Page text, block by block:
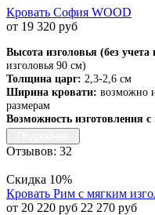
Кровать София WOOD
от 19 320 руб
Высота изголовья (без учета
изголовья 90 см)
Толщина царг: 2,3-2,6 см
Ширина кровати: возможно
размерам
Возможность изготовления
Отзывов: 32
Скидка 10%
Кровать Рим с мягким
от 20 220 руб 22 270 руб